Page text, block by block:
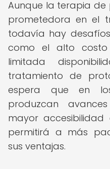
Aunque la terapia de
prometedora en el
todavía hay
como el alto
limitada
tratamiento de
espera que en
produzcan
mayor
permitirá a más
sus ventajas.